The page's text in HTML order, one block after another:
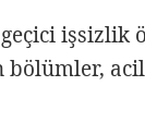
işsizlik
bölümler,